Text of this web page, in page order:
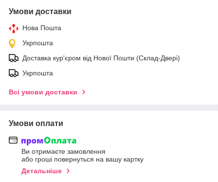
Умови доставки
Нова Пошта
Укрпошта
Доставка кур'єром від Нової Пошти (Склад-Двері)
Укрпошта
Всі умови доставки
Умови оплати
Ви отримаєте замовлення
або гроші повернуться на вашу картку
Детальніше